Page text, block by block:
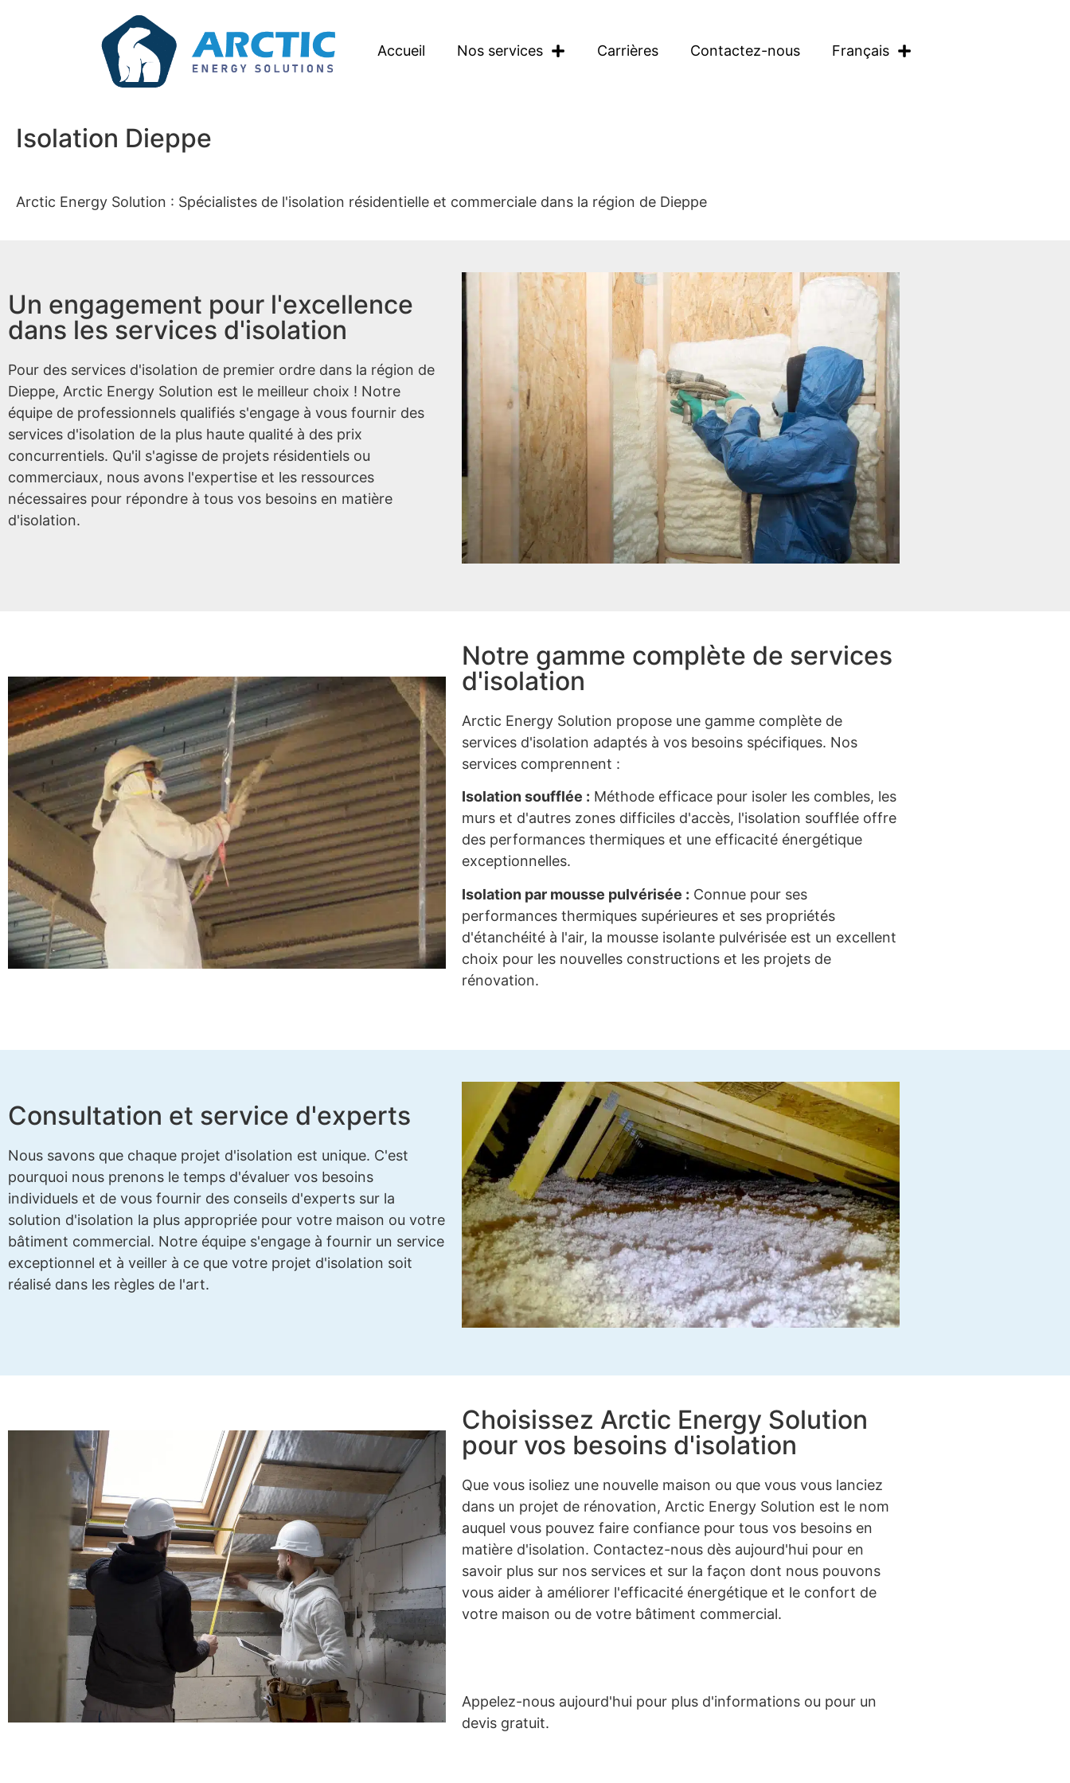
Accueil Nos services Carrières Contactez-nous Français
Isolation Dieppe
Arctic Energy Solution : Spécialistes de l'isolation résidentielle et commerciale dans la région de Dieppe
Un engagement pour l'excellence
dans les services d'isolation
Pour des services d'isolation de premier ordre dans la région de
Dieppe, Arctic Energy Solution est le meilleur choix ! Notre
équipe de professionnels qualifiés s'engage à vous fournir des
services d'isolation de la plus haute qualité à des prix
concurrentiels. Qu'il s'agisse de projets résidentiels ou
commerciaux, nous avons l'expertise et les ressources
nécessaires pour répondre à tous vos besoins en matière
d'isolation.
Notre gamme complète de services
d'isolation
Arctic Energy Solution propose une gamme complète de
services d'isolation adaptés à vos besoins spécifiques. Nos
services comprennent :
Isolation soufflée : Méthode efficace pour isoler les combles, les
murs et d'autres zones difficiles d'accès, l'isolation soufflée offre
des performances thermiques et une efficacité énergétique
exceptionnelles.
Isolation par mousse pulvérisée : Connue pour ses
performances thermiques supérieures et ses propriétés
d'étanchéité à l'air, la mousse isolante pulvérisée est un excellent
choix pour les nouvelles constructions et les projets de
rénovation.
Consultation et service d'experts
Nous savons que chaque projet d'isolation est unique. C'est
pourquoi nous prenons le temps d'évaluer vos besoins
individuels et de vous fournir des conseils d'experts sur la
solution d'isolation la plus appropriée pour votre maison ou votre
bâtiment commercial. Notre équipe s'engage à fournir un service
exceptionnel et à veiller à ce que votre projet d'isolation soit
réalisé dans les règles de l'art.
Choisissez Arctic Energy Solution
pour vos besoins d'isolation
Que vous isoliez une nouvelle maison ou que vous vous lanciez
dans un projet de rénovation, Arctic Energy Solution est le nom
auquel vous pouvez faire confiance pour tous vos besoins en
matière d'isolation. Contactez-nous dès aujourd'hui pour en
savoir plus sur nos services et sur la façon dont nous pouvons
vous aider à améliorer l'efficacité énergétique et le confort de
votre maison ou de votre bâtiment commercial.
Appelez-nous aujourd'hui pour plus d'informations ou pour un
devis gratuit.